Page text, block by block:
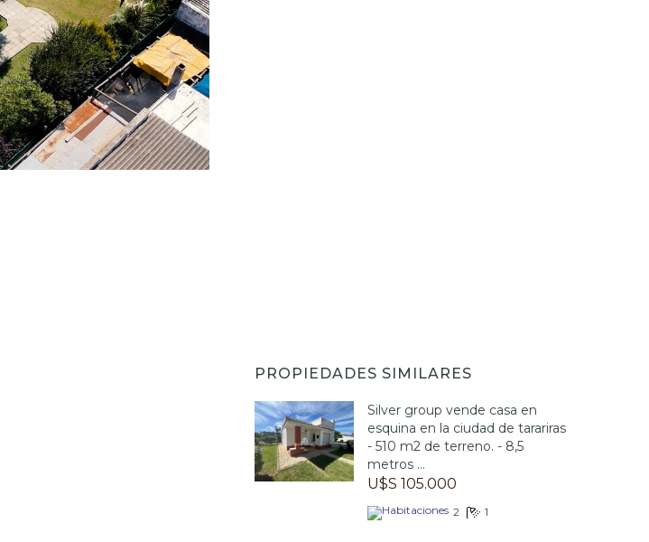
PROPIEDADES SIMILARES
Silver group vende casa en
esquina en la ciudad de tarariras
- 510 m2 de terreno. - 8,5
metros ...
U$S 105.000
2 1